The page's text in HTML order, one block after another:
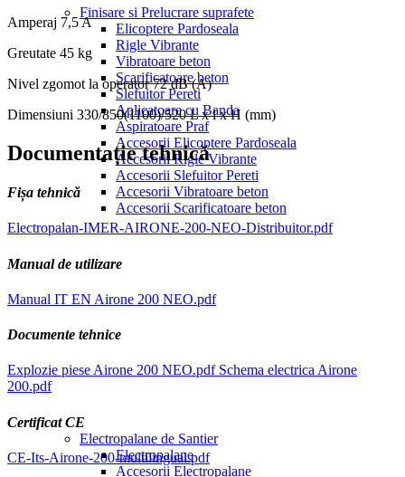
Finisare si Prelucrare suprafete
Elicoptere Pardoseala
Rigle Vibrante
Vibratoare beton
Scarificatoare beton
Slefuitor Pereti
Aplicatoare cu Banda
Aspiratoare Praf
Accesorii Elicoptere Pardoseala
Accesorii Rigle Vibrante
Accesorii Slefuitor Pereti
Accesorii Vibratoare beton
Accesorii Scarificatoare beton
Electropalane de Santier
Electropalane
Accesorii Electropalane
Amperaj 7,5 A
Greutate 45 kg
Nivel zgomot la operator72 dB (A)
Dimensiuni 330/850(1100)/520 L x l x H (mm)
Documentație tehnică
Fișa tehnică
Electropalan-IMER-AIRONE-200-NEO-Distribuitor.pdf
Manual de utilizare
Manual IT EN Airone 200 NEO.pdf
Documente tehnice
Explozie piese Airone 200 NEO.pdf Schema electrica Airone
200.pdf
Certificat CE
CE-Its-Airone-200-multilingual.pdf